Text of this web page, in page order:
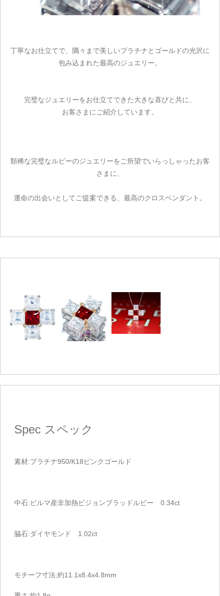
丁寧なお仕立てで、隅々まで美しいプラチナとゴールドの光沢に
包み込まれた最高のジュエリー。
完璧なジュエリーをお仕立てできた大きな喜びと共に、
お客さまにご紹介しています。
類稀な完璧なルビーのジュエリーをご所望でいらっしゃったお客
さまに、
運命の出会いとしてご提案できる、最高のクロスペンダント。
Spec スペック
素材:プラチナ950/K18ピンクゴールド
中石:ビルマ産非加熱ビジョンブラッドルビー 0.34ct
脇石:ダイヤモンド 1.02ct
モチーフ寸法:約11.1x8.4x4.8mm
カートを見る